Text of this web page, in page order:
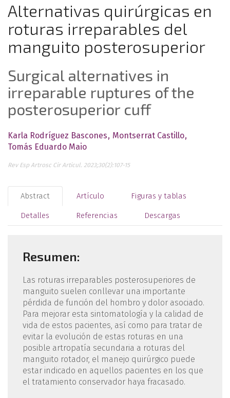
Alternativas quirúrgicas en
roturas irreparables del
manguito posterosuperior
Surgical alternatives in
irreparable ruptures of the
posterosuperior cuff
Karla Rodríguez Bascones
Montserrat Castillo
Tomás Eduardo Maio
Rev Esp Artrosc Cir Articul. 2023;30(2):107-15
Abstract Artículo Figuras y tablas
Detalles Referencias Descargas
Resumen:
Las roturas irreparables posterosuperiores de
manguito suelen conllevar una importante
pérdida de función del hombro y dolor asociado.
Para mejorar esta sintomatología y la calidad de
vida de estos pacientes, así como para tratar de
evitar la evolución de estas roturas en una
posible artropatía secundaria a roturas del
manguito rotador, el manejo quirúrgico puede
estar indicado en aquellos pacientes en los que
el tratamiento conservador haya fracasado.